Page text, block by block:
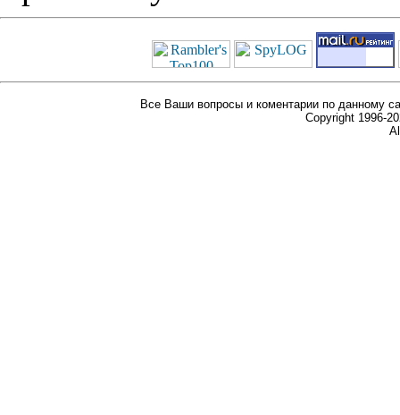
Все Ваши вопросы и коментарии по данному
Copyright 1996-